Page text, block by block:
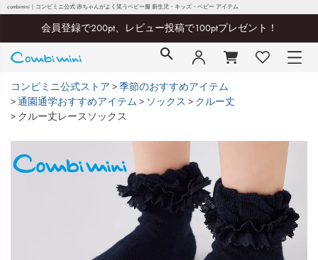
combimini｜コンビミニ公式 赤ちゃんがよく笑うベビー服 新生児・キッズ・ベビー アイテム
会員登録で200pt、レビュー投稿で100ptプレゼント！
コンビミニ公式ストア
季節のおすすめアイテム
通園通学おすすめアイテム
ソックス
クルー丈
クルー丈レースソックス